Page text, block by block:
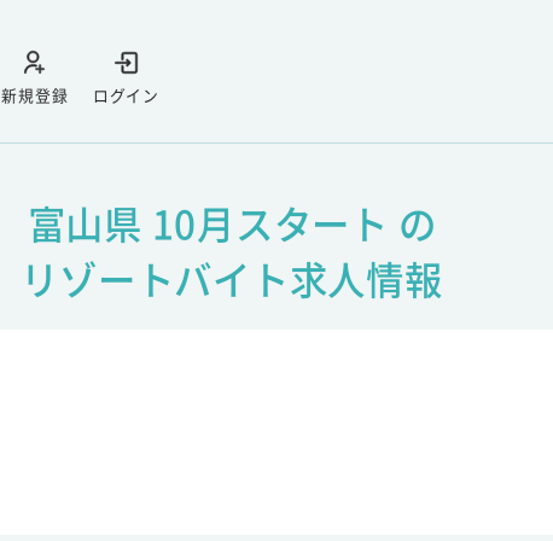
ログイン
新規登録
富山県 10月スタート の
リゾートバイト求人情報